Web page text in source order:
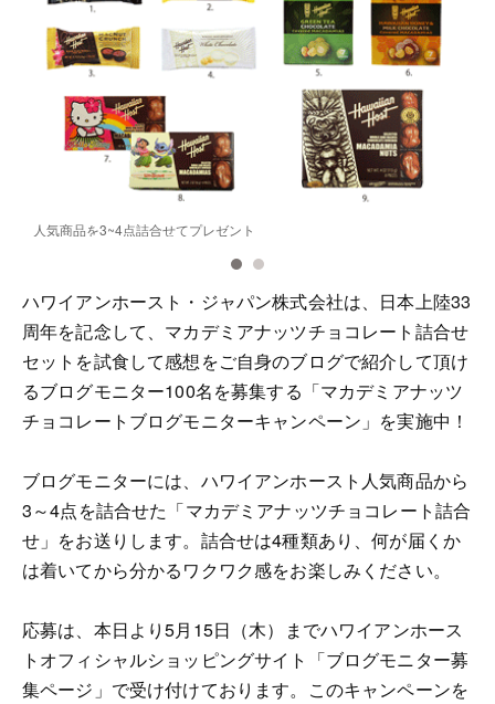
人気商品を3~4点詰合せてプレゼント
ハワイアンホースト・ジャパン株式会社は、日本上陸33
周年を記念して、マカデミアナッツチョコレート詰合せ
セットを試食して感想をご自身のブログで紹介して頂け
るブログモニター100名を募集する「マカデミアナッツ
チョコレートブログモニターキャンペーン」を実施中！
ブログモニターには、ハワイアンホースト人気商品から
3～4点を詰合せた「マカデミアナッツチョコレート詰合
せ」をお送りします。詰合せは4種類あり、何が届くか
は着いてから分かるワクワク感をお楽しみください。
応募は、本日より5月15日（木）までハワイアンホース
トオフィシャルショッピングサイト「ブログモニター募
集ページ」で受け付けております。このキャンペーンを